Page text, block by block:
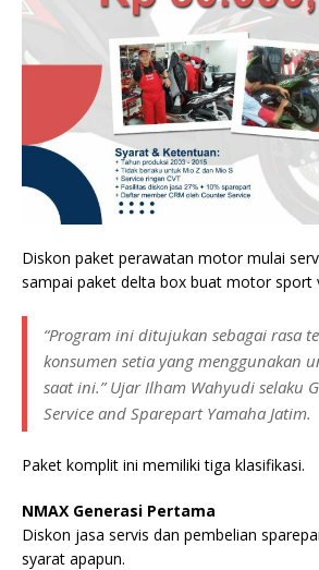
Diskon paket perawatan motor mulai
sampai paket delta box buat motor sport
“Program ini ditujukan sebagai rasa
konsumen setia yang menggunakan
saat ini.” Ujar Ilham Wahyudi selaku
Service and Sparepart Yamaha Jatim.
Paket komplit ini memiliki tiga klasifikasi.
NMAX Generasi Pertama
Diskon jasa servis dan pembelian
syarat apapun.